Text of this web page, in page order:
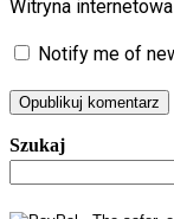
Witryna internetowa
Notify me of
Szukaj